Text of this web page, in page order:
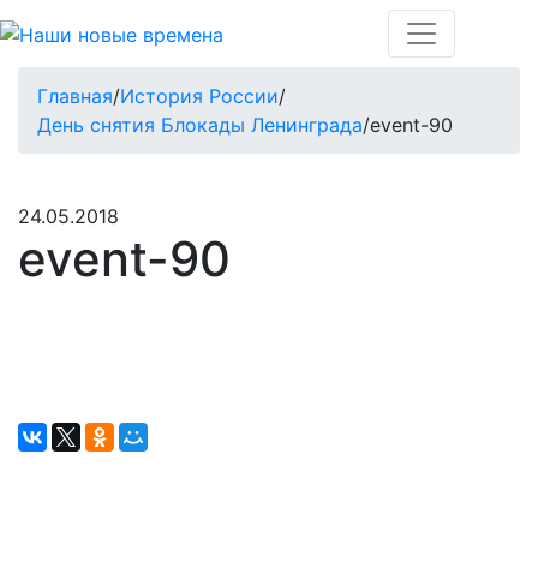
Главная/История России/
День снятия Блокады Ленинграда/event-90
24.05.2018
event-90